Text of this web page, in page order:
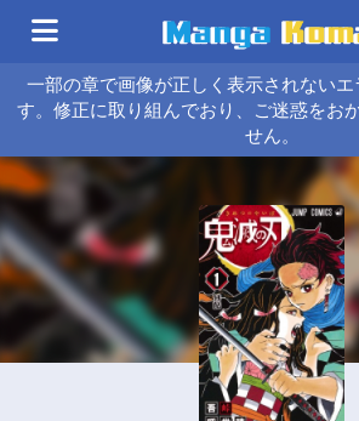
一部の章で画像が正しく表示されないエ
す。修正に取り組んでおり、ご迷惑をお
せん。